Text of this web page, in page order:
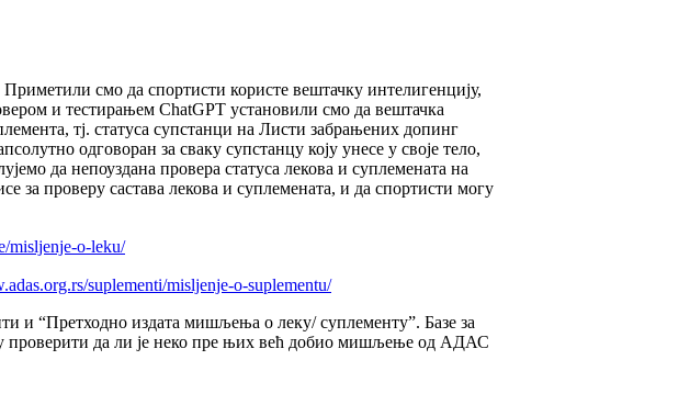
смо да спортисти користе вештачку интелигенцију,
и тестирањем ChatGPT установили смо да вештачка
тј. статуса супстанци на Листи забрањених допинг
одговоран за сваку супстанцу коју унесе у своје тело,
да непоуздана провера статуса лекова и суплемената на
за проверу састава лекова и суплемената, и да спортисти могу
misljenje-o-leku/
suplementi/misljenje-o-suplementu/
и “Претходно издата мишљења о леку/ суплементу”. Базе за
проверити да ли је неко пре њих већ добио мишљење од АДАС